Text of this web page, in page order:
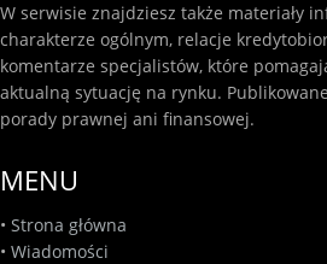
W serwisie znajdziesz także materiały
charakterze ogólnym, relacje
komentarze specjalistów, które
aktualną sytuację na rynku.
porady prawnej ani finansowej.
MENU
• Strona główna
• Wiadomości